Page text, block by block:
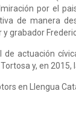
por el
de manera
grabador
de actuación
y, en 2015,
en Llengua